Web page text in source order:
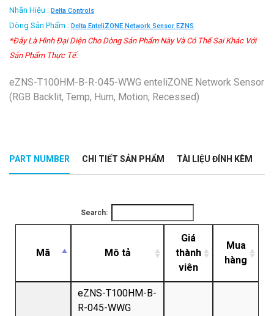
Nhãn Hiệu : Delta Controls
Dòng Sản Phẩm : Delta EnteliZONE Network Sensor EZNS
*Đây Là Hình Đại Diện Cho Dòng Sản Phẩm Này Và Có Thể Sai Khác Với
Sản Phẩm Thực Tế.
eZNS-T100HM-B-R-045-WWG enteliZONE Network Sensor
(RGB Backlit, Temp, Hum, Motion, Recessed)
PART NUMBER CHI TIẾT SẢN PHẨM TÀI LIỆU ĐÍNH KÈM
Search:
Mã Mô tả
Giá
thành
viên
Mua
hàng
eZNS-T100HM-B-
R-045-WWG